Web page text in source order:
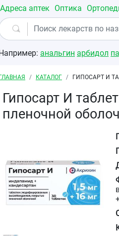
Адреса аптек Оптика
анальгин арбидол
навигации
ГЛАВНАЯ КАТАЛОГ ГИПОСАРТ И
Гипосарт И
пленочной